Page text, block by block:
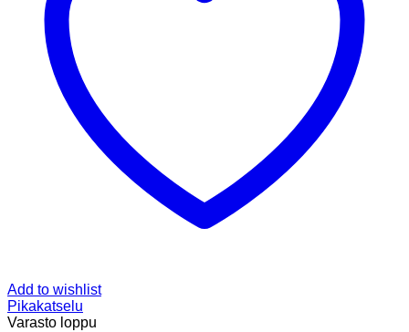
Add to wishlist
Pikakatselu
Varasto loppu